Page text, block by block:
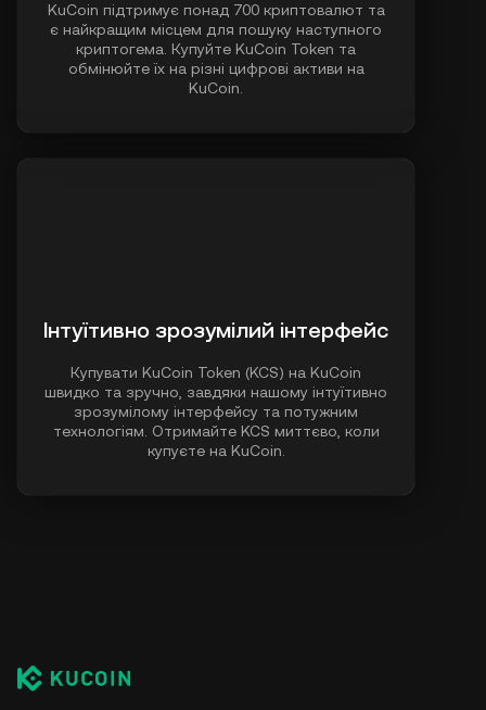
KuCoin підтримує понад 700 криптовалют та
є найкращим місцем для пошуку наступного
криптогема. Купуйте KuCoin Token та
обмінюйте їх на різні цифрові активи на
KuCoin.
Інтуїтивно зрозумілий інтерфейс
Купувати KuCoin Token (KCS) на KuCoin
швидко та зручно, завдяки нашому інтуїтивно
зрозумілому інтерфейсу та потужним
технологіям. Отримайте KCS миттєво, коли
купуєте на KuCoin.